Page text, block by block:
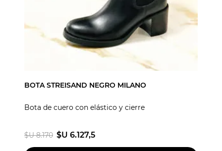
BOTA STREISAND NEGRO MILANO
Bota de cuero con elástico y cierre
$U 8.170 $U 6.127,5